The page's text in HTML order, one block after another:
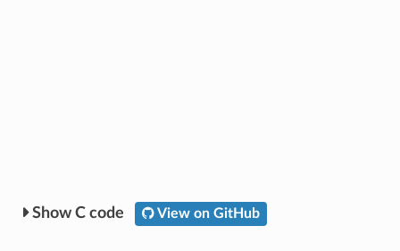
C code View on GitHub